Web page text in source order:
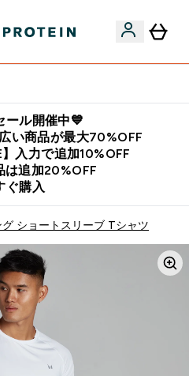
ール開催中💙
い商品が最大70%OFF
入力で追加10%OFF
は追加20%OFF
ぐ購入
ショートスリーブ Tシャツ